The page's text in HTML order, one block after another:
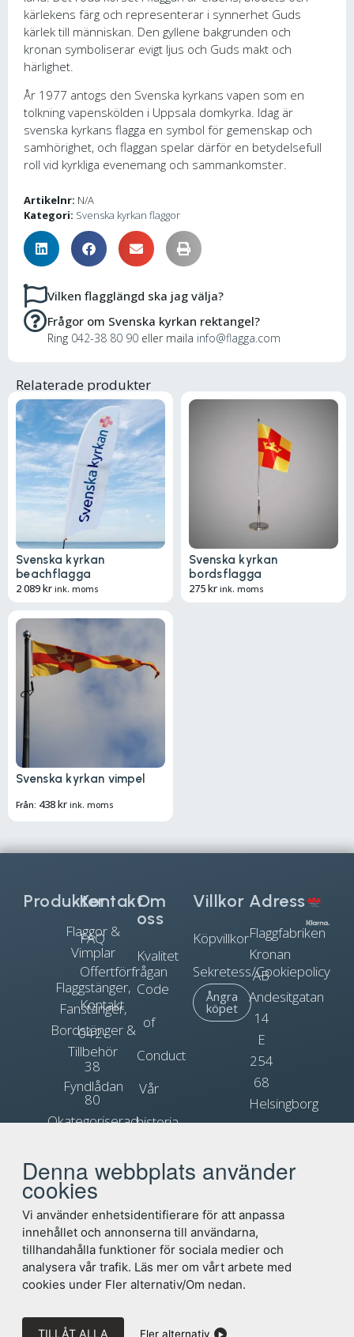
Denna webbplats använder
cookies
Vi använder enhetsidentifierare för att anpassa
innehållet och annonserna till användarna,
tillhandahålla funktioner för sociala medier och
analysera vår trafik. Läs mer om vårt arbete med
cookies under Fler alternativ/Om nedan.
TILLÅT ALLA Fler alternativ
kärlekens färg och representerar i synnerhet Guds
kärlek till människan. Den gyllene bakgrunden och
kronan symboliserar evigt ljus och Guds makt och
härlighet.
År 1977 antogs den Svenska kyrkans vapen som en
tolkning vapenskölden i Uppsala domkyrka. Idag är
svenska kyrkans flagga en symbol för gemenskap och
samhörighet, och flaggan spelar därför en betydelsefull
roll vid kyrkliga evenemang och sammankomster.
Artikelnr: N/A
Kategori: Svenska kyrkan flaggor
Vilken flagglängd ska jag välja?
Frågor om Svenska kyrkan rektangel?
Ring 042-38 80 90 eller maila info@flagga.com
Relaterade produkter
Svenska kyrkan
beachflagga
2 089kr ink. moms
Svenska kyrkan
bordsflagga
275kr ink. moms
Svenska kyrkan vimpel
Från: 438kr ink. moms
Adress
Flaggfabriken
Kronan
AB
Andesitgatan
14
E
254
68
Helsingborg
0897
Kontakt
FAQ
Offertförfrågan
Kontakt
042-
38
80
info@flagga.com
Om
oss
Kvalitet
Code
of
Conduct
Vår
historia
Flaggregler
Villkor
Köpvillkor
Sekretess/Cookiepolicy
Ångra
köpet
Produkter
Flaggor &
Vimplar
Flaggstänger,
Fanstänger,
Bordstänger &
Tillbehör
Fyndlådan
Okategoriserad